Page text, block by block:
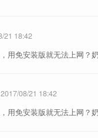
21 18:42
用免安装版就无法上网？
2017/08/21 18:42
用免安装版就无法上网？